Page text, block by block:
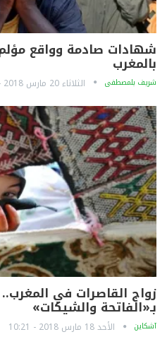
شهادات صادمة وواقع
بالمغرب
شريف بلمصطفى الثلاثاء 20 مارس 2018 - 22:40
زواج القاصرات في
بـ«الفاتحة والشيكات»
آشكاين الأحد 18 مارس 2018 - 10:21